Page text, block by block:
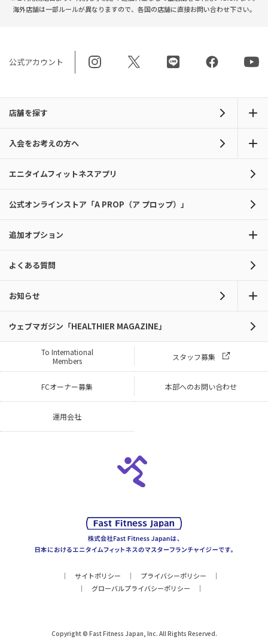
海外店舗は一部ルールが異なりますので、 各国の店舗に直接お問い合わせ下さい。
公式アカウント
店舗を探す
入会をお考えの方へ
エニタイムフィットネスアプリ
公式オンラインストア「A PROP（ア プロップ）」
追加オプション
よくある質問
お知らせ
ウェブマガジン「HEALTHIER MAGAZINE」
To International
Members
スタッフ募集
FCオーナー募集 本部へのお問い合わせ
運用会社
サイトポリシー
プライバシーポリシー
グローバルプライバシーポリシー
Copyright © Fast Fitness Japan, Inc. All Rights Reserved.